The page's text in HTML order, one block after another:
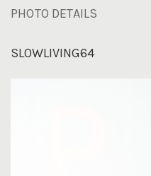
PHOTO DETAILS
SLOWLIVING64